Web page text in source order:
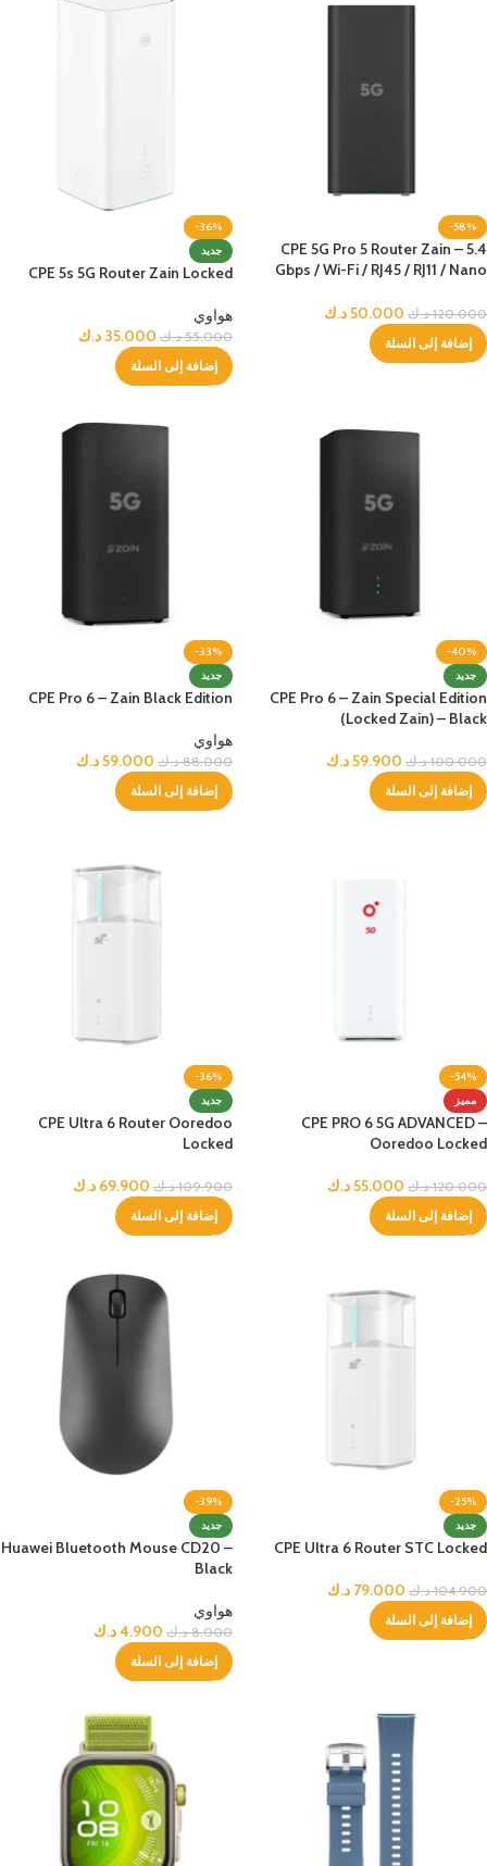
-58%
CPE 5G Pro 5 Router Zain – 5.4
Gbps / Wi-Fi / RJ45 / RJ11 / Nano
120.000 د.ك 50.000د.ك
إضافة إلى السلة
-36%
جديد
CPE 5s 5G Router Zain Locked
هواوي
55.000 د.ك 35.000 د.ك
إضافة إلى السلة
-40%
جديد
CPE Pro 6 – Zain Special Edition
(Locked Zain) – Black
100.000 د.ك 59.900د.ك
إضافة إلى السلة
-33%
جديد
CPE Pro 6 – Zain Black Edition
هواوي
88.000 د.ك 59.000د.ك
إضافة إلى السلة
-54%
مميز
CPE PRO 6 5G ADVANCED –
Ooredoo Locked
120.000 د.ك 55.000د.ك
إضافة إلى السلة
-36%
جديد
CPE Ultra 6 Router Ooredoo
Locked
109.900 د.ك 69.900 د.ك
إضافة إلى السلة
-25%
جديد
CPE Ultra 6 Router STC Locked
104.900 د.ك 79.000 د.ك
إضافة إلى السلة
-39%
جديد
Huawei Bluetooth Mouse CD20 –
Black
هواوي
8.000 د.ك 4.900د.ك
إضافة إلى السلة